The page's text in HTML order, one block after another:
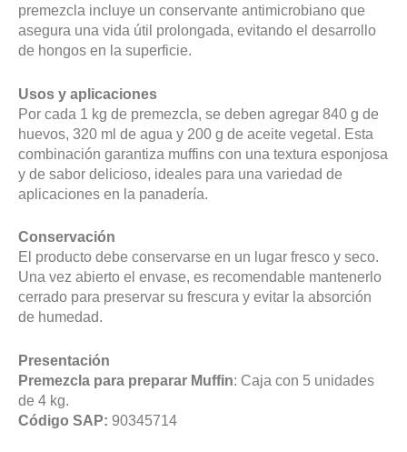
premezcla incluye un conservante antimicrobiano que
asegura una vida útil prolongada, evitando el desarrollo
de hongos en la superficie.
Usos y aplicaciones
Por cada 1 kg de premezcla, se deben agregar 840 g de
huevos, 320 ml de agua y 200 g de aceite vegetal. Esta
combinación garantiza muffins con una textura esponjosa
y de sabor delicioso, ideales para una variedad de
aplicaciones en la panadería.
Conservación
El producto debe conservarse en un lugar fresco y seco.
Una vez abierto el envase, es recomendable mantenerlo
cerrado para preservar su frescura y evitar la absorción
de humedad.
Presentación
Premezcla para preparar Muffin: Caja con 5 unidades
de 4 kg.
Código SAP: 90345714